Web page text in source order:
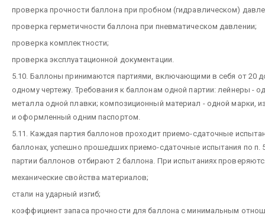
проверка прочности баллона при пробном (гидравлическом)
проверка герметичности баллона при пневматическом давлении;
проверка комплектности;
проверка эксплуатационной документации.
5.10. Баллоны принимаются партиями, включающими в себя от 20
одному чертежу. Требования к баллонам одной партии: лейнеры -
металла одной плавки; композиционный материал - одной марки,
и оформленный одним паспортом.
5.11. Каждая партия баллонов проходит приемо-сдаточные
баллонах, успешно прошедших приемо-сдаточные испытания по п.
партии баллонов отбирают 2 баллона. При испытаниях
механические свойства материалов;
стали на ударный изгиб;
коэффициент запаса прочности для баллона с минимальным